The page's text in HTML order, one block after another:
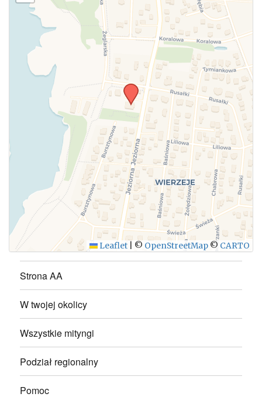
WYŚLIJ
Leaflet © OpenStreetMap © CARTO
Strona AA
W twojej okolicy
Wszystkie mityngi
Podział regionalny
Pomoc